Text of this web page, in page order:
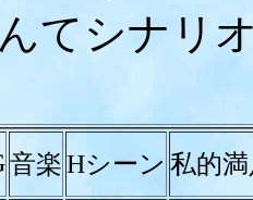
てシナリ
音楽Hシーン 私的